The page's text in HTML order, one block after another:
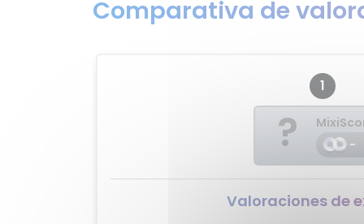
Comparativa de
1
?
-
Valoraciones de